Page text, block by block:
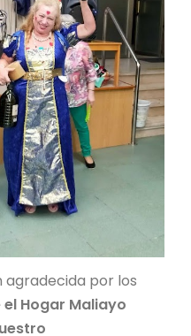
por los
el Hogar Maliayo